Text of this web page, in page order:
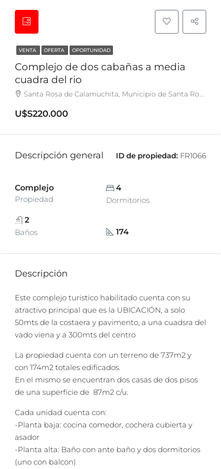
VENTA OFERTA OPORTUNIDAD
Complejo de dos cabañas a media
cuadra del rio
Santa Rosa de Calamuchita, Municipio de Santa Rosa de Calamuchita, Pedanía Monsalvo, Departamento Calamuchita, Córdoba, X5196, Argentina
U$S220.000
Descripción general ID de propiedad: FR1066
Complejo
Propiedad
4
Dormitorios
2
Baños
174
Descripción
Este complejo turistico habilitado cuenta con su
atractivo principal que es la UBICACIÓN, a solo
50mts de la costaera y pavimento, a una cuadsra del
vado viena y a 300mts del centro
La propiedad cuenta con un terreno de 737m2 y
con 174m2 totales edificados.
En el mismo se encuentran dos casas de dos pisos
de una superficie de 87m2 c/u.
Cada unidad cuenta con:
-Planta baja: cocina comedor, cochera cubierta y
asador
-Planta alta: Baño con ante baño y dos dormitorios
(uno con balcon)